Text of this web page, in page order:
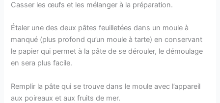
Casser les œufs et les mélanger à la préparation.
Étaler une des deux pâtes feuilletées dans un moule à
manqué (plus profond qu’un moule à tarte) en conservant
le papier qui permet à la pâte de se dérouler, le démoulage
en sera plus facile.
Remplir la pâte qui se trouve dans le moule avec l’appareil
aux poireaux et aux fruits de mer.